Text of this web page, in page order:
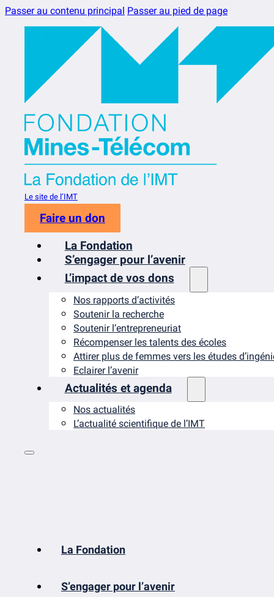
Passer au contenu principal Passer au pied de page
Le site de l’IMT
Faire un don
La Fondation
S’engager pour l’avenir
L’impact de vos dons
Nos rapports d’activités
Soutenir la recherche
Soutenir l’entrepreneuriat
Récompenser les talents des écoles
Attirer plus de femmes vers les études
Eclairer l’avenir
Actualités et agenda
Nos actualités
L’actualité scientifique de l’IMT
La Fondation
S’engager pour l’avenir